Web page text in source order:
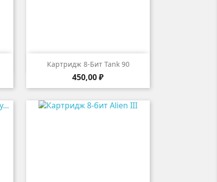
Картридж 8-Бит Tank 90
Цена
450,00 ₽
 Быстрый просмотр